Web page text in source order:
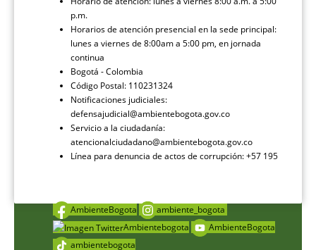
p.m.
Horarios de atención presencial en la sede principal:
lunes a viernes de 8:00am a 5:00 pm, en jornada
continua
Bogotá - Colombia
Código Postal: 110231324
Notificaciones judiciales:
defensajudicial@ambientebogota.gov.co
Servicio a la ciudadanía:
atencionalciudadano@ambientebogota.gov.co
Línea para denuncia de actos de corrupción: +57 195
AmbienteBogota
ambiente_bogota
Ambientebogota
AmbienteBogota
ambientebogota